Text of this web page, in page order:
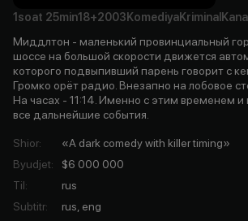
1soat 25min18+2003 KomediyaKriminal
Миддлтон - маленький провинциальный
шоссе на большой скорости движется
которого подвыпивший парень говорит с
Громко орёт радио. Внезапно на лобовое
На часах - 11:14. Именно с этим временем и
все дальнейшие события.
Shior:
«A dark comedy with killer timing»
Byudjet:
$6 000 000
Til:
rus
Subtitr: rus, eng